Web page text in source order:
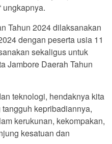
ungkapnya.
Tahun 2024 dilaksanakan
dengan peserta usia 11
sekaligus untuk
Jambore Daerah Tahun
teknologi, hendaknya kita
kepribadiannya,
kerukunan, kekompakan,
kesatuan dan